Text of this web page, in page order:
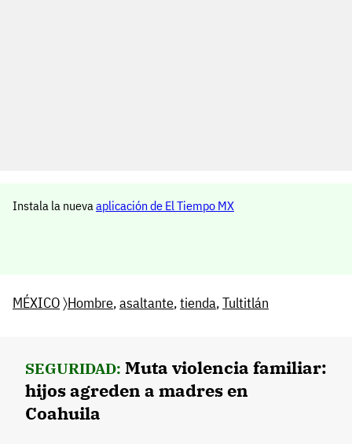
Instala la nueva aplicación de El Tiempo MX
MÉXICO〉Hombre,asaltante,tienda,Tultitlán
SEGURIDAD: Muta violencia familiar:
hijos agreden a madres en
Coahuila